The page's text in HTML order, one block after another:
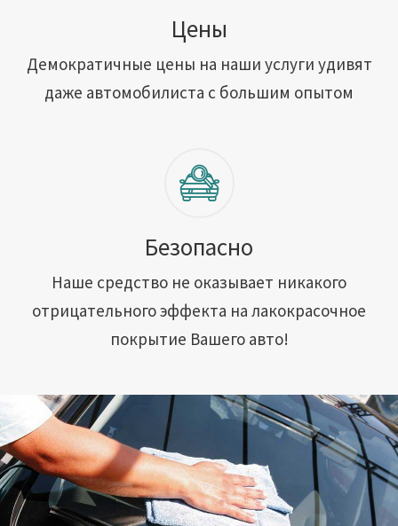
Цены
Демократичные цены на наши услуги удивят
даже автомобилиста с большим опытом
Безопасно
Наше средство не оказывает никакого
отрицательного эффекта на лакокрасочное
покрытие Вашего авто!